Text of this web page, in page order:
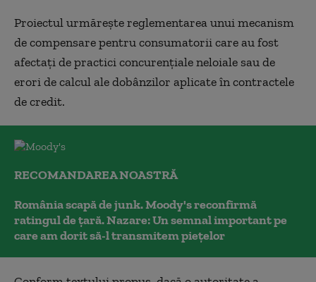
Proiectul urmărește reglementarea unui mecanism
de compensare pentru consumatorii care au fost
afectați de practici concurențiale neloiale sau de
erori de calcul ale dobânzilor aplicate în contractele
de credit.
RECOMANDAREA NOASTRĂ
România scapă de junk. Moody's reconfirmă
ratingul de țară. Nazare: Un semnal important pe
care am dorit să-l transmitem piețelor